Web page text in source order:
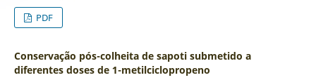
PDF
Conservação pós-colheita de sapoti submetido a
diferentes doses de 1-metilciclopropeno